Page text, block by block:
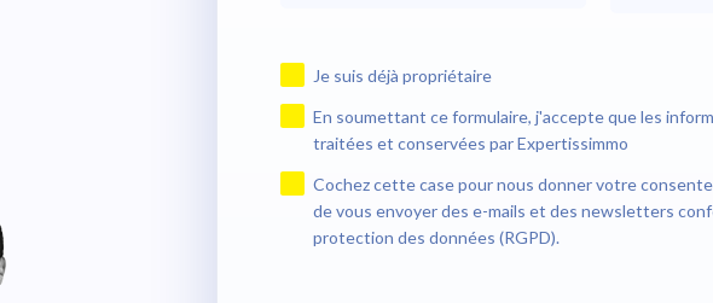
Je suis déjà propriétaire
En soumettant ce formulaire, j'accepte que les
traitées et conservées par Expertissimmo
Cochez cette case pour nous donner votre
de vous envoyer des e-mails et des newsletters
protection des données (RGPD).